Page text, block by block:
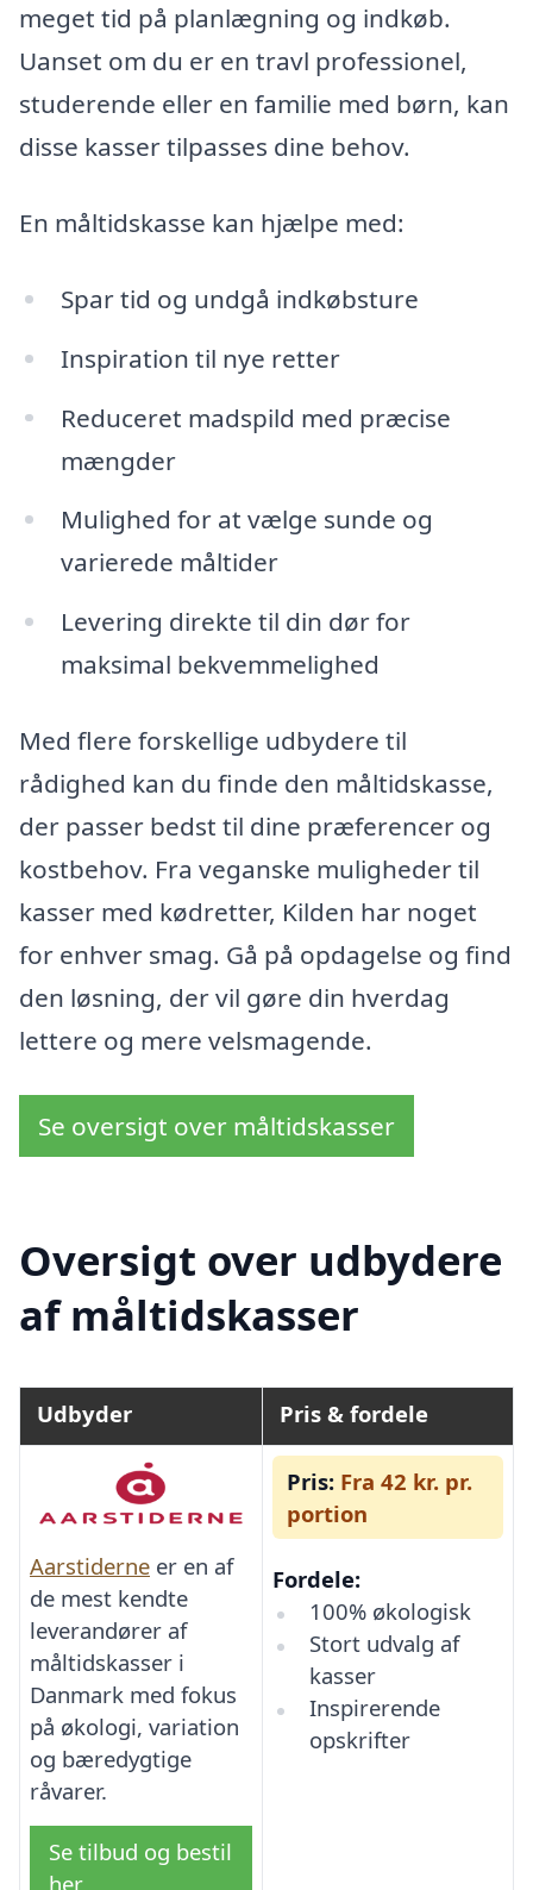
meget tid på planlægning og indkøb.
Uanset om du er en travl professionel,
studerende eller en familie med børn, kan
disse kasser tilpasses dine behov.
En måltidskasse kan hjælpe med:
Spar tid og undgå indkøbsture
Inspiration til nye retter
Reduceret madspild med præcise
mængder
Mulighed for at vælge sunde og
varierede måltider
Levering direkte til din dør for
maksimal bekvemmelighed
Med flere forskellige udbydere til
rådighed kan du finde den måltidskasse,
der passer bedst til dine præferencer og
kostbehov. Fra veganske muligheder til
kasser med kødretter, Kilden har noget
for enhver smag. Gå på opdagelse og find
den løsning, der vil gøre din hverdag
lettere og mere velsmagende.
Se oversigt over måltidskasser
Oversigt over udbydere
af måltidskasser
Udbyder Pris & fordele
Aarstiderne er en af
de mest kendte
leverandører af
måltidskasser i
Danmark med fokus
på økologi, variation
og bæredygtige
råvarer.
Se tilbud og bestil
her
Pris: Fra 42 kr. pr.
portion
Fordele:
100% økologisk
Stort udvalg af
kasser
Inspirerende
opskrifter